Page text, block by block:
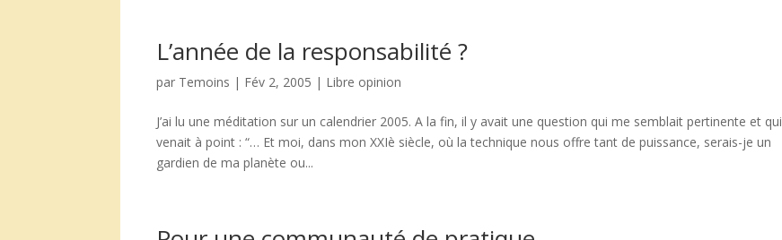
L’année de la responsabilité ?
par Temoins | Fév 2, 2005 | Libre opinion
J’ai lu une méditation sur un calendrier 2005. A la fin, il y avait une question qui me semblait pertinente et qui
venait à point : “… Et moi, dans mon XXIè siècle, où la technique nous offre tant de puissance, serais-je un
gardien de ma planète ou...